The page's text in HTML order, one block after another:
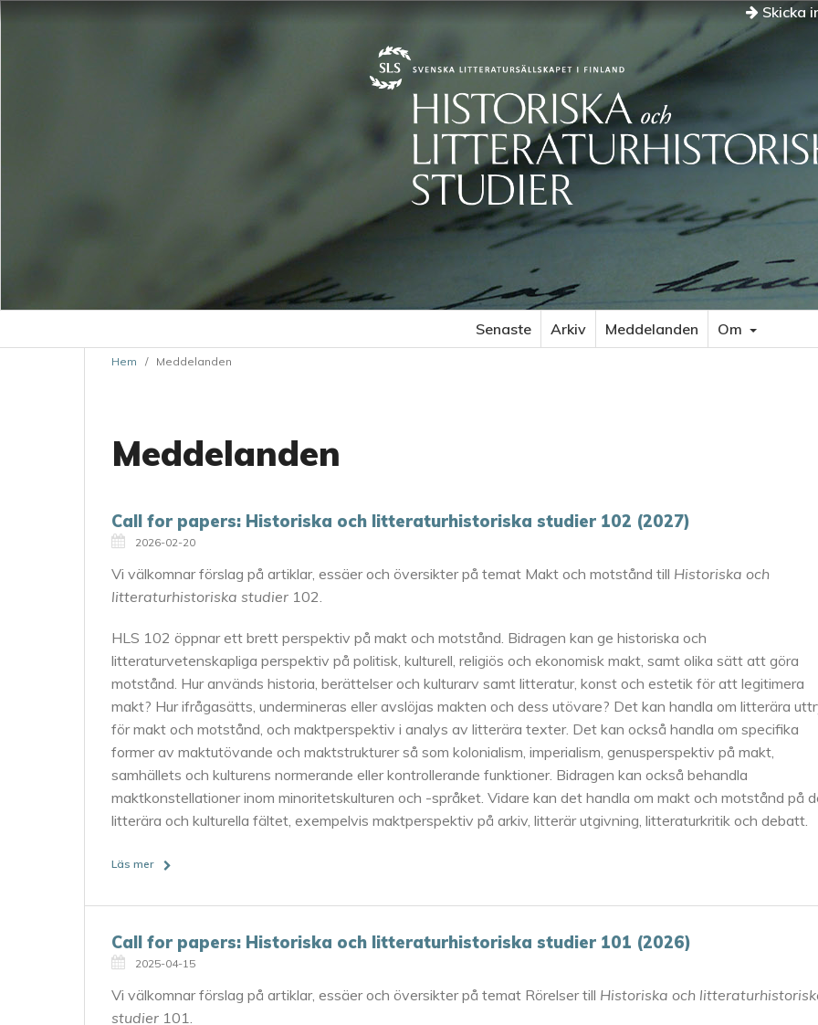
Skicka
Senaste Arkiv Meddelanden Om
Hem / Meddelanden
Meddelanden
Call for papers: Historiska och litteraturhistoriska studier 102 (2027)
2026-02-20
Vi välkomnar förslag på artiklar, essäer och översikter på temat Makt och motstånd till Historiska och
litteraturhistoriska studier 102.
HLS 102 öppnar ett brett perspektiv på makt och motstånd. Bidragen kan ge historiska och
litteraturvetenskapliga perspektiv på politisk, kulturell, religiös och ekonomisk makt, samt olika sätt att göra
motstånd. Hur används historia, berättelser och kulturarv samt litteratur, konst och estetik för att legitimera
makt? Hur ifrågasätts, undermineras eller avslöjas makten och dess utövare? Det kan handla om litterära
för makt och motstånd, och maktperspektiv i analys av litterära texter. Det kan också handla om specifika
former av maktutövande och maktstrukturer så som kolonialism, imperialism, genusperspektiv på makt,
samhällets och kulturens normerande eller kontrollerande funktioner. Bidragen kan också behandla
maktkonstellationer inom minoritetskulturen och -språket. Vidare kan det handla om makt och motstånd på
litterära och kulturella fältet, exempelvis maktperspektiv på arkiv, litterär utgivning, litteraturkritik och debatt.
Läs mer
Call for papers: Historiska och litteraturhistoriska studier 101 (2026)
2025-04-15
Vi välkomnar förslag på artiklar, essäer och översikter på temat Rörelser till Historiska och
studier 101.